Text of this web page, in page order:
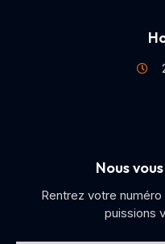
Nous
Rentrez votre
puissions